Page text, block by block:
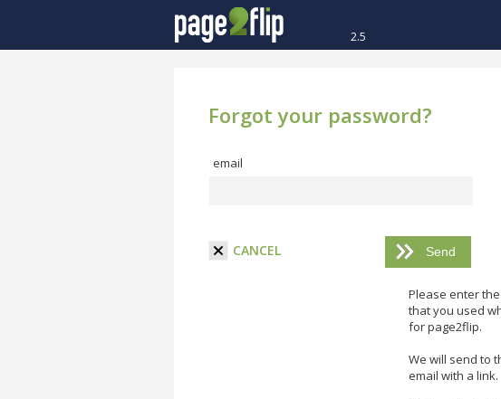
2.5
Forgot your password?
email
CANCEL
Please enter
that you used
for page2flip.
We will send to
email with a link.